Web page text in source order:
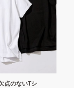
点のないTシ